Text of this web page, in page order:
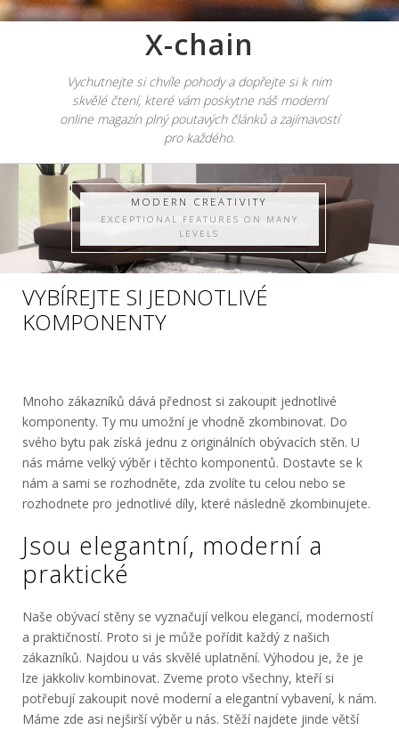
X-chain
Vychutnejte si chvíle pohody a dopřejte si k nim
skvělé čtení, které vám poskytne náš moderní
online magazín plný poutavých článků a zajímavostí
pro každého.
MODERN CREATIVITY
EXCEPTIONAL FEATURES ON MANY
LEVELS
VYBÍREJTE SI JEDNOTLIVÉ
KOMPONENTY
Mnoho zákazníků dává přednost si zakoupit jednotlivé
komponenty. Ty mu umožní je vhodně zkombinovat. Do
svého bytu pak získá jednu z originálních obývacích stěn. U
nás máme velký výběr i těchto komponentů. Dostavte se k
nám a sami se rozhodněte, zda zvolíte tu celou nebo se
rozhodnete pro jednotlivé díly, které následně zkombinujete.
Jsou elegantní, moderní a
praktické
Naše obývací stěny se vyznačují velkou elegancí, moderností
a praktičností. Proto si je může pořídit každý z našich
zákazníků. Najdou u vás skvělé uplatnění. Výhodou je, že je
lze jakkoliv kombinovat. Zveme proto všechny, kteří si
potřebují zakoupit nové moderní a elegantní vybavení, k nám.
Máme zde asi nejširší výběr u nás. Stěží najdete jinde větší